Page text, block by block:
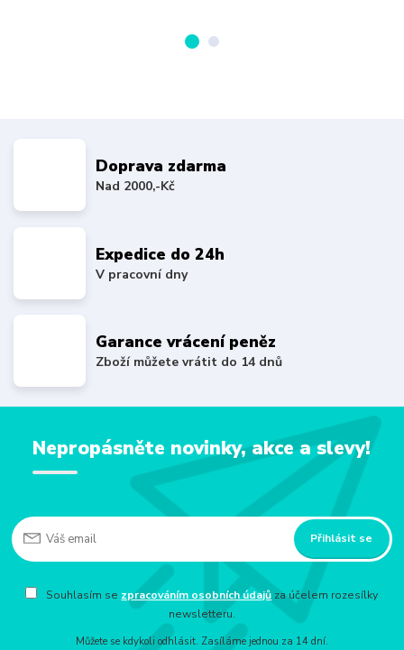
Doprava zdarma
Nad 2000,-Kč
Expedice do 24h
V pracovní dny
Garance vrácení peněz
Zboží můžete vrátit do 14 dnů
Nepropásněte novinky, akce a slevy!
Přihlásit se
Souhlasím se zpracováním osobních údajů za účelem rozesílky
newsletteru.
Můžete se kdykoli odhlásit. Zasíláme jednou za 14 dní.